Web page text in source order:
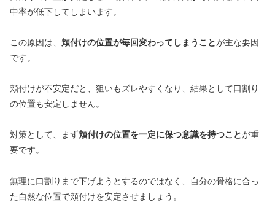
中率が低下してしまいます。
この原因は、 頬付けの位置が毎回変わってしまうことが主な要因
です。
頬付けが不安定だと、狙いもズレやすくなり、結果として口割り
の位置も安定しません。
対策として、まず頬付けの位置を一定に保つ意識を持つことが重
要です。
無理に口割りまで下げようとするのではなく、自分の骨格に合っ
た自然な位置で頬付けを安定させましょう。